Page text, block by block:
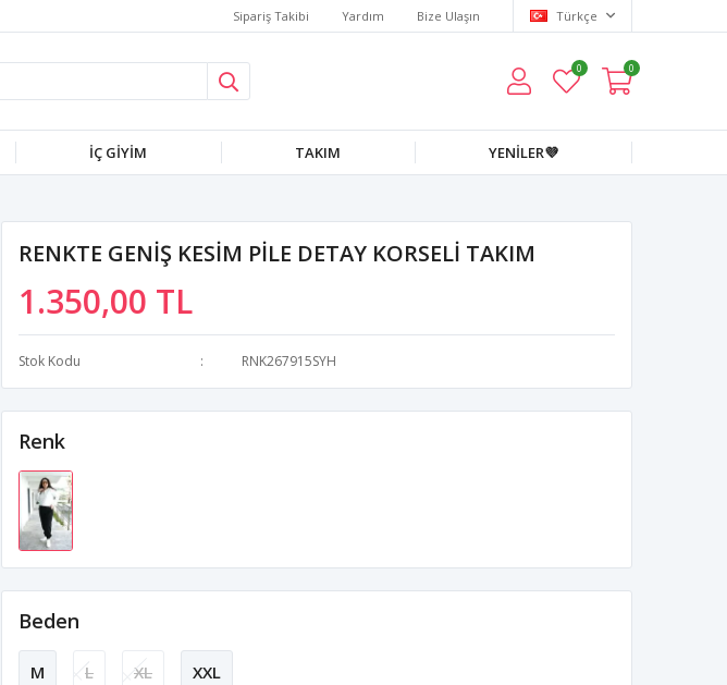
Sipariş Takibi Yardım Bize Ulaşın Türkçe
0 0
İÇ GİYİM TAKIM YENİLER💜
RENKTE GENİŞ KESİM PİLE DETAY KORSELİ TAKIM
1.350,00 TL
Stok Kodu RNK267915SYH
Renk
Beden
M L XL XXL